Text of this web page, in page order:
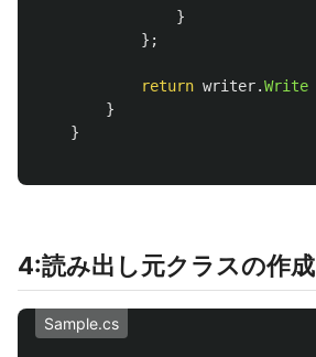
}
};
return writer.Write
}
}
4:読み出し元クラスの作成
Sample.cs